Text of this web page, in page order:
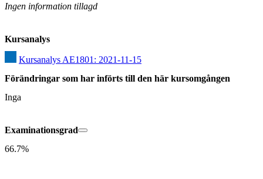
Ingen information tillagd
Kursanalys
Kursanalys AE1801: 2021-11-15
Förändringar som har införts till den här kursomgången
Inga
Examinationsgrad
66.7%